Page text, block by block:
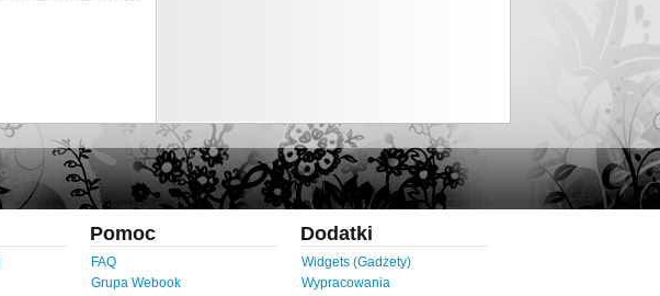
Pomoc
FAQ
Grupa Webook
Dodatki
Widgets (Gadżety)
Wypracowania